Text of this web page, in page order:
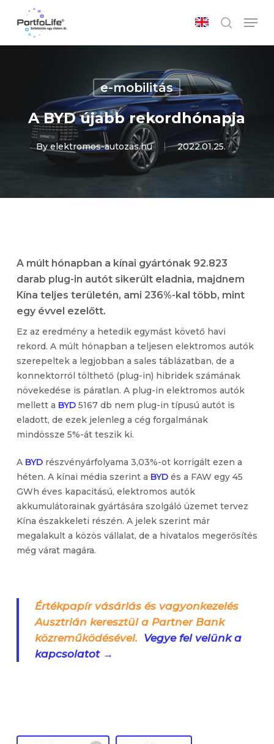
search
e-mobilitás
A BYD újabb rekordhónapja
By elektromos-autozas.hu 2022.01.25.
A múlt hónapban a kínai gyártónak 92.823
darab plug-in autót sikerült eladnia, majdnem
Kína teljes területén, ami 236%-kal több, mint
egy évvel ezelőtt.
Ez az eredmény a hetedik egymást követő havi
rekord. A múlt hónapban a teljesen elektromos autók
szerepeltek a legjobban a sales táblázatban, de a
konnektorról tölthető (plug-in) hibridek számának
növekedése is páratlan. A plug-in elektromos autók
mellett a BYD5167 db nem plug-in típusú autót is
eladott, de ezek jelenleg a cég forgalmának
mindössze 5%-át teszik ki.
A BYDrészvényárfolyama 3,03%-ot korrigált ezen a
héten. A kínai média szerint a BYDés a FAW egy 45
GWh éves kapacitású, elektromos autók
akkumulátorainak gyártására szolgáló üzemet tervez
Kína északkeleti részén. A jelek szerint már
megalakult a közös vállalat, de a hivatalos megerősítés
még várat magára.
Értékpapír vásárlás és vagyonkezelés
Ausztrián keresztül a Partner Bank
közreműködésével. Vegye fel velünk a
kapcsolatot →